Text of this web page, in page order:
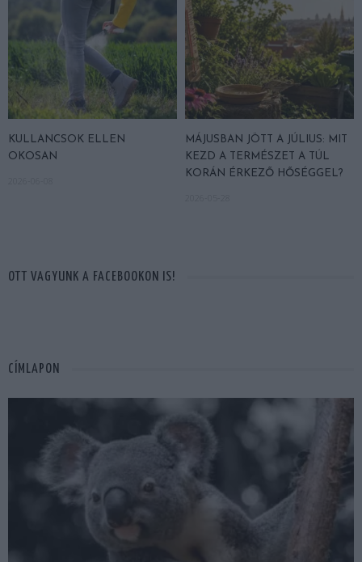
KULLANCSOK ELLEN
OKOSAN
MÁJUSBAN JÖTT A JÚLIUS: MIT
KEZD A TERMÉSZET A TÚL
KORÁN ÉRKEZŐ HŐSÉGGEL?
OTT VAGYUNK A FACEBOOKON IS!
CÍMLAPON